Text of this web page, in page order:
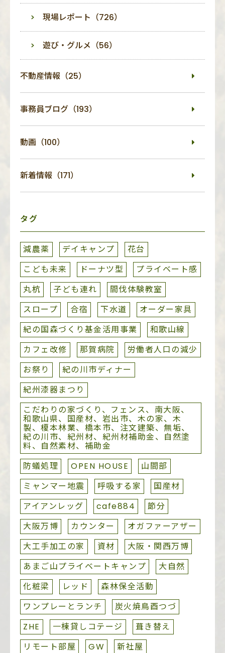
現場レポート（726）
遊び・グルメ（56）
不動産情報（25）
事務員ブログ（193）
動画（100）
新着情報（171）
タグ
減農薬 デイキャンプ
花台
こども未来
ドーナツ型
プライベート感
丸杭
子ども連れ
間伐体験教室
スロープ
合宿 下水道
オーダー家具
紀の国森づくり基金活用事業
和歌山線
カフェ改修
那賀病院
労働者人口の減少
お祭り
紀の川市ディナー
紀州漆器まつり
こだわりの家づくり、フェンス、南大阪、
和歌山県、国産材、岩出市、木の家、木
製、榎本林業、橋本市、注文建築、無垢、
紀の川市、紀州材、紀州材補助金、自然塗
料、自然素材、補助金
防蟻処理
OPEN HOUSE
山間部
ミャンマー地震
呼吸する家
国産材
アイアンレッグ
cafe884
節分
大阪万博
カウンター
オガファーアザー
大工手加工の家
資材
大阪・関西万博
あまご山プライベートキャンプ
大自然
化粧梁
レッド
森林保全活動
ワンプレーとランチ
炭火焼鳥酉つづ
ZHE
一棟貸しコテージ
葺き替え
リモート部屋
GW 新社屋